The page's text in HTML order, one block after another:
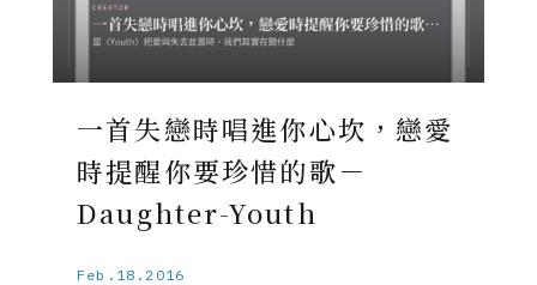
一首失戀時唱進你心坎，戀愛
時提醒你要珍惜的歌－
Daughter-Youth
Feb.18.2016